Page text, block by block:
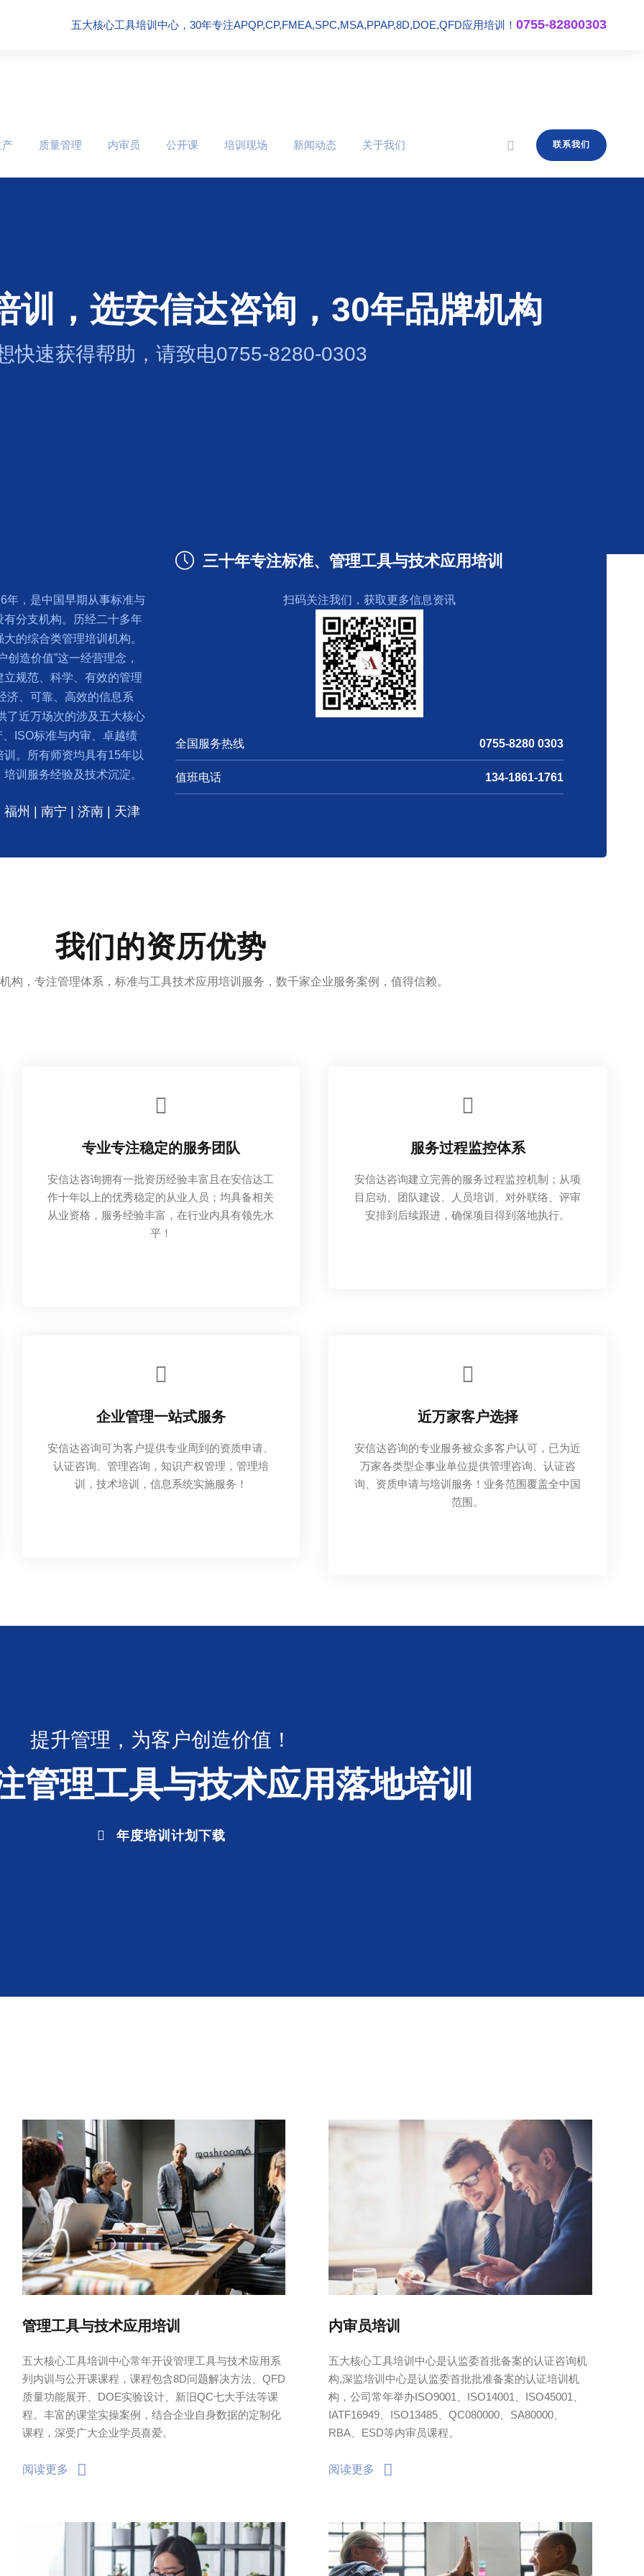
五大核心工具培训中心，30年专注APQP,CP,FMEA,SPC,MSA,PPAP,8D,DOE,QFD应用培训！ 0755-82800303
产 质量管理 内审员 公开课 培训现场 新闻动态 关于我们 联系我们
训，选安信达咨询，30年品牌机构
快速获得帮助，请致电0755-8280-0303
年，是中国早期从事标准与
分支机构。历经二十多年
的综合类管理培训机构。
造价值”这一经营理念，
规范、科学、有效的管理
济、可靠、高效的信息系
了近万场次的涉及五大核心
ISO标准与内审、卓越绩
。所有师资均具有15年以
训服务经验及技术沉淀。
州 | 南宁 | 济南 | 天津
三十年专注标准、管理工具与技术应用培训
扫码关注我们，获取更多信息资讯
全国服务热线 0755-8280 0303
值班电话 134-1861-1761
我们的资历优势
构，专注管理体系，标准与工具技术应用培训服务，数千家企业服务案例，值得信赖。
专业专注稳定的服务团队
安信达咨询拥有一批资历经验丰富且在安信达工
作十年以上的优秀稳定的从业人员；均具备相关
从业资格，服务经验丰富，在行业内具有领先水
平！
服务过程监控体系
安信达咨询建立完善的服务过程监控机制；从项
目启动、团队建设、人员培训、对外联络、评审
安排到后续跟进，确保项目得到落地执行。
企业管理一站式服务
安信达咨询可为客户提供专业周到的资质申请、
认证咨询、管理咨询，知识产权管理，管理培
训，技术培训，信息系统实施服务！
近万家客户选择
安信达咨询的专业服务被众多客户认可，已为近
万家各类型企事业单位提供管理咨询、认证咨
询、资质申请与培训服务！业务范围覆盖全中国
范围。
提升管理，为客户创造价值！
管理工具与技术应用落地培训
年度培训计划下载
管理工具与技术应用培训
五大核心工具培训中心常年开设管理工具与技术应用系
列内训与公开课课程，课程包含8D问题解决方法、QFD
质量功能展开、DOE实验设计、新旧QC七大手法等课
程。丰富的课堂实操案例，结合企业自身数据的定制化
课程，深受广大企业学员喜爱。
阅读更多
内审员培训
五大核心工具培训中心是认监委首批备案的认证咨询机
构,深监培训中心是认监委首批批准备案的认证培训机
构，公司常年举办ISO9001、ISO14001、ISO45001、
IATF16949、ISO13485、QC080000、SA80000、
RBA、ESD等内审员课程。
阅读更多